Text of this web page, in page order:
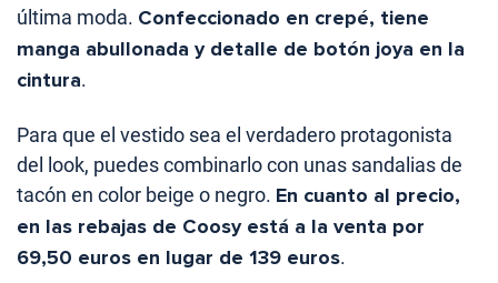
última moda. Confeccionado en crepé, tiene
manga abullonada y detalle de botón joya en la
cintura.
Para que el vestido sea el verdadero protagonista
del look, puedes combinarlo con unas sandalias de
tacón en color beige o negro. En cuanto al precio,
en las rebajas de Coosy está a la venta por
69,50 euros en lugar de 139 euros.